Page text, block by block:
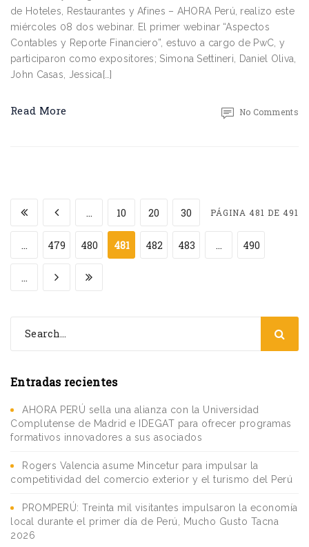
de Hoteles, Restaurantes y Afines – AHORA Perú, realizo este
miércoles 08 dos webinar. El primer webinar “Aspectos
Contables y Reporte Financiero”, estuvo a cargo de PwC, y
participaron como expositores; Simona Settineri, Daniel Oliva,
John Casas, Jessica[…]
Read More No Comments
PÁGINA 481 DE 491
... 10 20 30
... 479 480 481 482 483 ... 490
...
Entradas recientes
AHORA PERÚ sella una alianza con la Universidad
Complutense de Madrid e IDEGAT para ofrecer programas
formativos innovadores a sus asociados
Rogers Valencia asume Mincetur para impulsar la
competitividad del comercio exterior y el turismo del Perú
PROMPERÚ: Treinta mil visitantes impulsaron la economía
local durante el primer día de Perú, Mucho Gusto Tacna
2026